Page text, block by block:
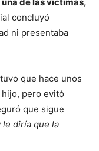
concluyó
ni presentaba
que hace unos
pero evitó
que sigue
le diría que la